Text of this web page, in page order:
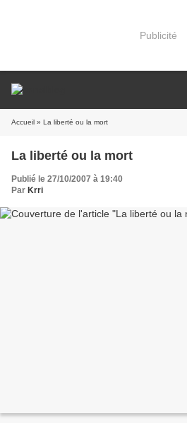
Publicité
Accueil » La liberté ou la mort
La liberté ou la mort
Publié le 27/10/2007 à 19:40
Par Krri